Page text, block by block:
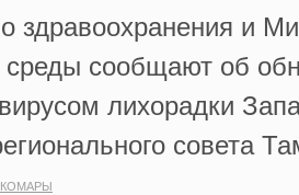
здравоохранения и
сообщают об
лихорадки
совета
КОМАРЫ